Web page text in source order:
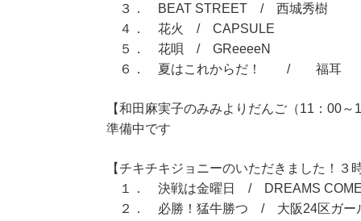
３． BEAT STREET / 西城秀樹
４． 花火 / CAPSULE
５． 花唄 / GReeeeN
６． 夏はこれからだ！ /
【和田麻実子のみみよりだんご（11：00～
準備中です
【チキチキジョニーのいただきました！３
１． 決戦は金曜日 / DREAMS
２． 必勝！猛牛勝つ / 大阪24区ガー